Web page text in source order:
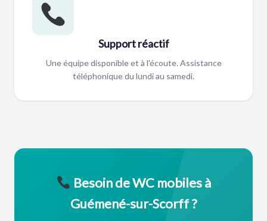
Support réactif
Une équipe disponible et à l'écoute. Assistance
téléphonique du lundi au samedi.
Besoin de WC mobiles à
Guémené-sur-Scorff ?